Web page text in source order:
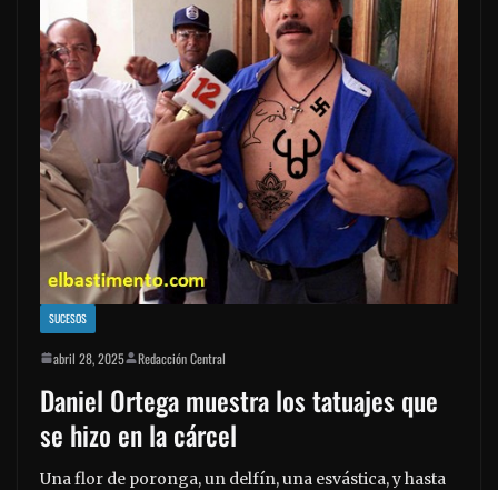
SUCESOS
abril 28, 2025 Redacción Central
Daniel Ortega muestra los tatuajes que
se hizo en la cárcel
Una flor de poronga, un delfín, una esvástica, y hasta